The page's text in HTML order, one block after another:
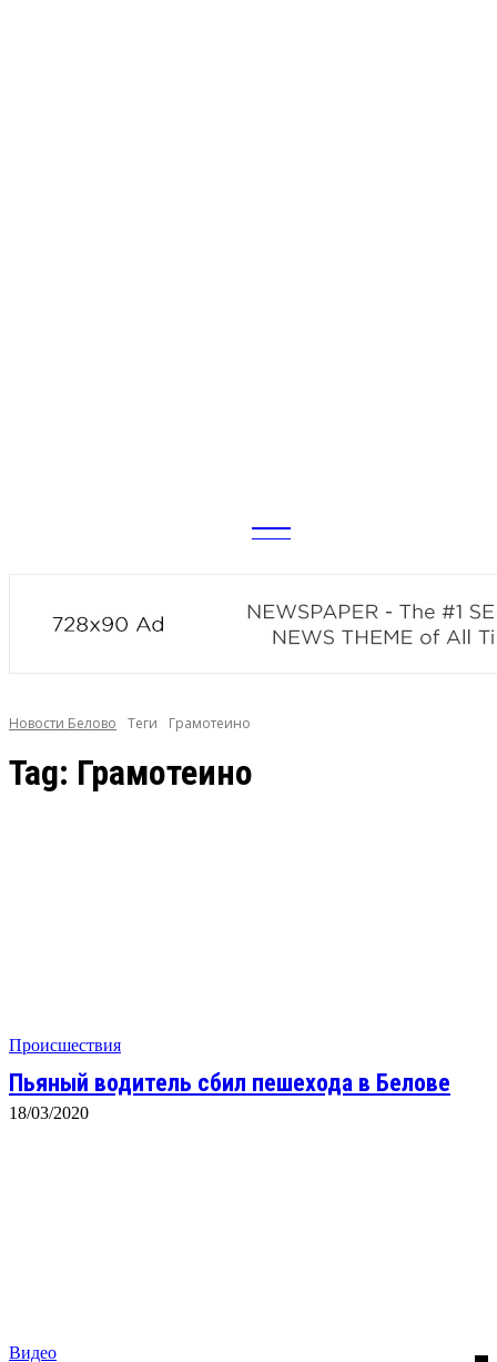
news
Новости Белово Теги Грамотеино
Tag: Грамотеино
Происшествия
Пьяный водитель сбил пешехода в Белове
18/03/2020
Видео